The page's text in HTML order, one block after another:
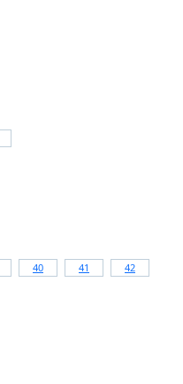
40 41
42